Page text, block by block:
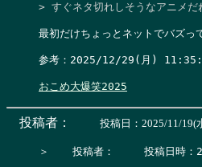
> すぐネタ切れしそうなアニメだ
最初だけちょっとネットでバズっ
参考：2025/12/29(月)
おこめ大爆笑2025
投稿者： 投稿日：2025/11/
＞　  投稿者：　   投稿日